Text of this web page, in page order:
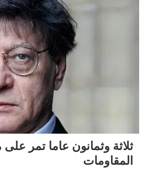
ثلاثة وثمانون عاما تمر
المقاومات